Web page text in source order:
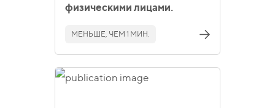
физическими лицами.
МЕНЬШЕ, ЧЕМ 1 МИН.